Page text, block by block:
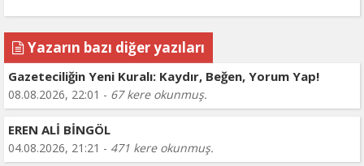
Yazarın bazı diğer yazıları
Gazeteciliğin Yeni Kuralı: Kaydır, Beğen, Yorum Yap!
08.08.2026, 22:01 - 67 kere okunmuş.
EREN ALİ BİNGÖL
04.08.2026, 21:21 - 471 kere okunmuş.